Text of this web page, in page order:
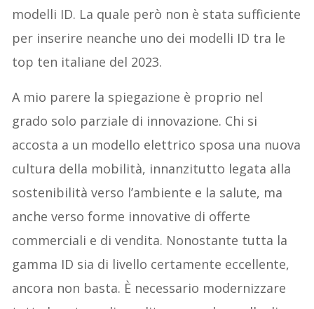
modelli ID. La quale però non è stata sufficiente
per inserire neanche uno dei modelli ID tra le
top ten italiane del 2023.
A mio parere la spiegazione è proprio nel
grado solo parziale di innovazione. Chi si
accosta a un modello elettrico sposa una nuova
cultura della mobilità, innanzitutto legata alla
sostenibilità verso l’ambiente e la salute, ma
anche verso forme innovative di offerte
commerciali e di vendita. Nonostante tutta la
gamma ID sia di livello certamente eccellente,
ancora non basta. È necessario modernizzare